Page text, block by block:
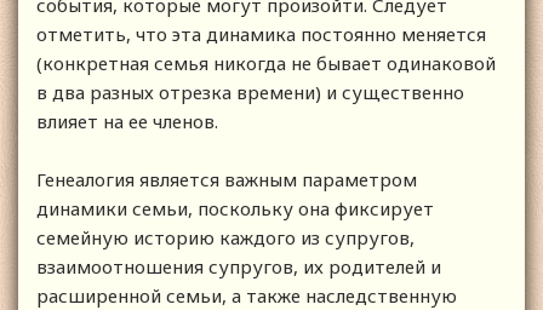
события, которые могут произойти. Следует
отметить, что эта динамика постоянно меняется
(конкретная семья никогда не бывает одинаковой
в два разных отрезка времени) и существенно
влияет на ее членов.
Генеалогия является важным параметром
динамики семьи, поскольку она фиксирует
семейную историю каждого из супругов,
взаимоотношения супругов, их родителей и
расширенной семьи, а также наследственную